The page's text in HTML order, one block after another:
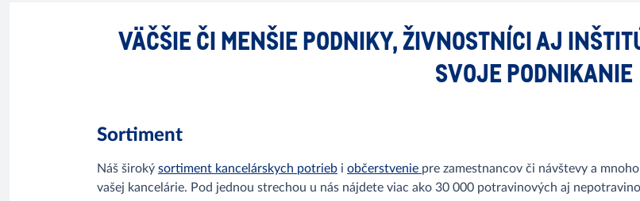
VÄČŠIE ČI MENŠIE PODNIKY, ŽIVNOSTNÍCI AJ
SVOJE PODNIKANIE
Sortiment
Náš široký sortiment kancelárskych potrieb i občerstvenie pre zamestnancov či návštevy a
vašej kancelárie. Pod jednou strechou u nás nájdete viac ako 30 000 potravinových aj